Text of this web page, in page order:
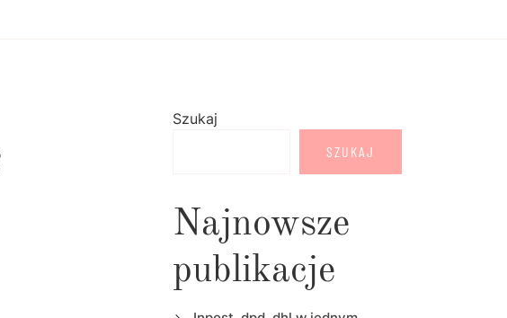
Szukaj
SZUKAJ
Najnowsze
publikacje